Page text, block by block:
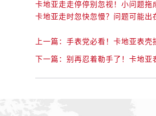
卡地亚走走停停别忽视！小问题拖
卡地亚走时忽快忽慢？问题可能出
上一篇： 手表党必看！卡地亚表壳
下一篇： 别再忍着勒手了！卡地亚